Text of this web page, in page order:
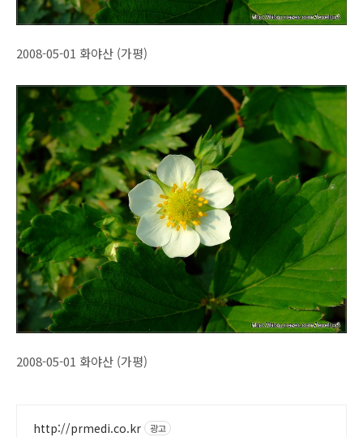
2008-05-01 화야산 (가평)
2008-05-01 화야산 (가평)
http://prmedi.co.kr 광고